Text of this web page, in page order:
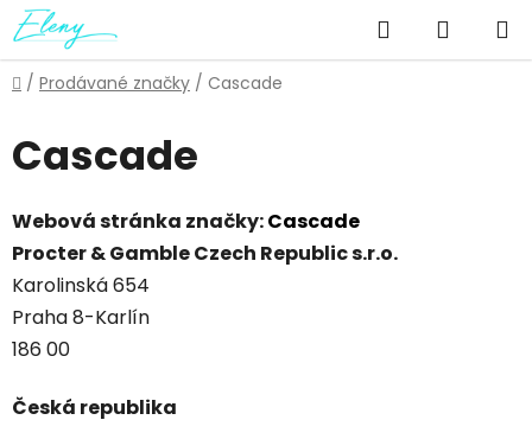
Přejít
na
obsah
Hledat
KOŠÍK
Domů
/ Prodávané značky / Cascade
Cascade
Webová stránka značky:Cascade
Procter & Gamble Czech Republic s.r.o.
Karolinská 654
Praha 8-Karlín
186 00
Česká republika